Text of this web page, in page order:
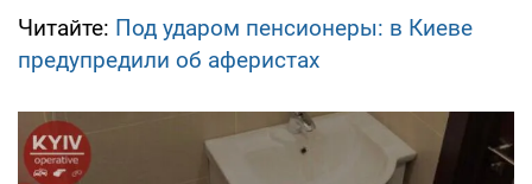
Читайте: Под ударом пенсионеры: в Киеве
предупредили об аферистах